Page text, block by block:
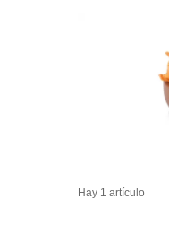
Hay 1 artículo